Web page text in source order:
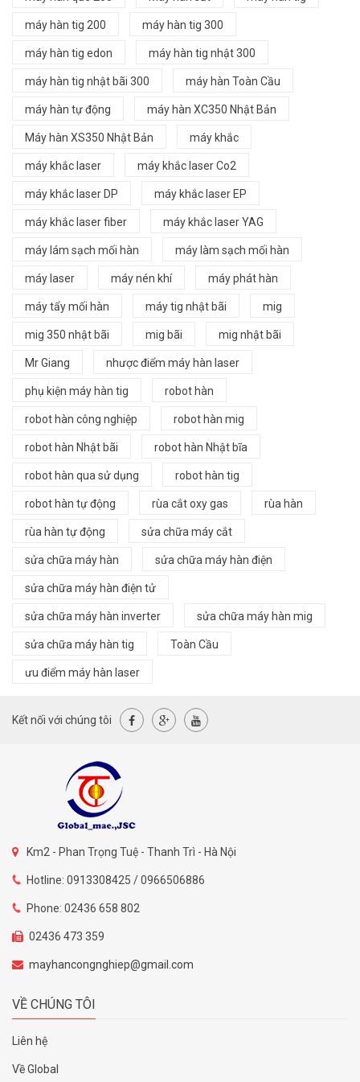
máy hàn tig 200 máy hàn tig 300
máy hàn tig edon máy hàn tig nhật 300
máy hàn tig nhật bãi 300 máy hàn Toàn Cầu
máy hàn tự động máy hàn XC350 Nhật Bản
Máy hàn XS350 Nhật Bản máy khắc
máy khắc laser máy khắc laser Co2
máy khắc laser DP máy khắc laser EP
máy khắc laser fiber máy khắc laser YAG
máy lám sạch mối hàn máy làm sạch mối hàn
máy laser máy nén khí máy phát hàn
máy tẩy mối hàn máy tig nhật bãi mig
mig 350 nhật bãi mig bãi mig nhật bãi
Mr Giang nhược điểm máy hàn laser
phụ kiện máy hàn tig robot hàn
robot hàn công nghiệp robot hàn mig
robot hàn Nhật bãi robot hàn Nhật bĩa
robot hàn qua sử dụng robot hàn tig
robot hàn tự động rùa cắt oxy gas rùa hàn
rùa hàn tự động sửa chữa máy cắt
sửa chữa máy hàn sửa chữa máy hàn điện
sửa chữa máy hàn điện tử
sửa chữa máy hàn inverter sửa chữa máy hàn mig
sửa chữa máy hàn tig Toàn Cầu
ưu điểm máy hàn laser
Kết nối với chúng tôi
Km2 - Phan Trọng Tuệ - Thanh Trì - Hà Nội
Hotline: 0913308425 / 0966506886
Phone: 02436 658 802
02436 473 359
mayhancongnghiep@gmail.com
VỀ CHÚNG TÔI
Liên hệ
Về Global